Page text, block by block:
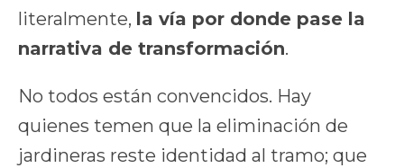
literalmente, la vía por donde pase la
narrativa de transformación.
No todos están convencidos. Hay
quienes temen que la eliminación de
jardineras reste identidad al tramo; que